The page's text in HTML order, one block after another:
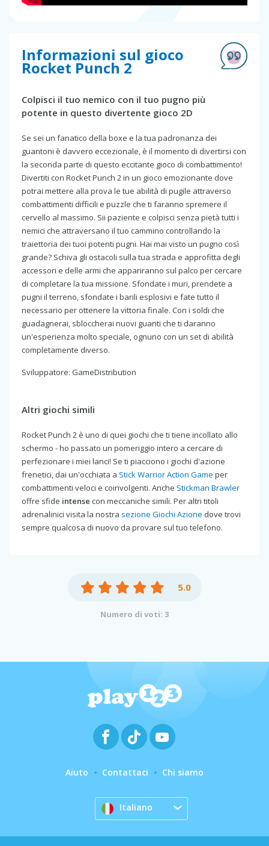
Informazioni sul gioco
Rocket Punch 2
Colpisci il tuo nemico con il tuo pugno più
potente in questo divertente gioco 2D
Se sei un fanatico della boxe e la tua padronanza dei
guantoni è davvero eccezionale, è il momento di divertirsi con
la seconda parte di questo eccitante gioco di combattimento!
Divertiti con Rocket Punch 2 in un gioco emozionante dove
potrai mettere alla prova le tue abilità di pugile attraverso
combattimenti difficili e puzzle che ti faranno spremere il
cervello al massimo. Sii paziente e colpisci senza pietà tutti i
nemici che attraversano il tuo cammino controllando la
traiettoria dei tuoi potenti pugni. Hai mai visto un pugno così
grande? Schiva gli ostacoli sulla tua strada e approfitta degli
accessori e delle armi che appariranno sul palco per cercare
di completare la tua missione. Sfondate i muri, prendete a
pugni il terreno, sfondate i barili esplosivi e fate tutto il
necessario per ottenere la vittoria finale. Con i soldi che
guadagnerai, sbloccherai nuovi guanti che ti daranno
un'esperienza molto speciale, ognuno con un set di abilità
completamente diverso.
Sviluppatore: GameDistribution
Altri giochi simili
Rocket Punch 2 è uno di quei giochi che ti tiene incollato allo
schermo - ho passato un pomeriggio intero a cercare di
perfezionare i miei lanci! Se ti piacciono i giochi d'azione
frenetici, dai un'occhiata a Stick Warrior Action Game per
combattimenti veloci e coinvolgenti. Anche Stickman Brawler
offre sfide intense con meccaniche simili. Per altri titoli
adrenalinici visita la nostra sezione Giochi Azione dove trovi
sempre qualcosa di nuovo da provare sul tuo telefono.
5.0
Numero di voti: 3
Aiuto Contattaci Chi siamo
Italiano